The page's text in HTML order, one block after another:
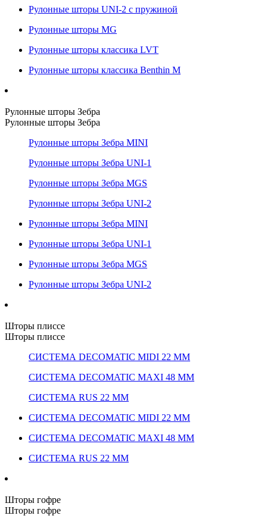
Рулонные шторы UNI-2 с пружиной
Рулонные шторы MG
Рулонные шторы классика LVT
Рулонные шторы классика Benthin M
Рулонные шторы Зебра
Рулонные шторы Зебра
Рулонные шторы Зебра MINI
Рулонные шторы Зебра UNI-1
Рулонные шторы Зебра MGS
Рулонные шторы Зебра UNI-2
Рулонные шторы Зебра MINI
Рулонные шторы Зебра UNI-1
Рулонные шторы Зебра MGS
Рулонные шторы Зебра UNI-2
Шторы плиссе
Шторы плиссе
СИСТЕМА DECOMATIC MIDI 22 ММ
СИСТЕМА DECOMATIC MAXI 48 ММ
СИСТЕМА RUS 22 ММ
СИСТЕМА DECOMATIC MIDI 22 ММ
СИСТЕМА DECOMATIC MAXI 48 ММ
СИСТЕМА RUS 22 ММ
Шторы гофре
Шторы гофре